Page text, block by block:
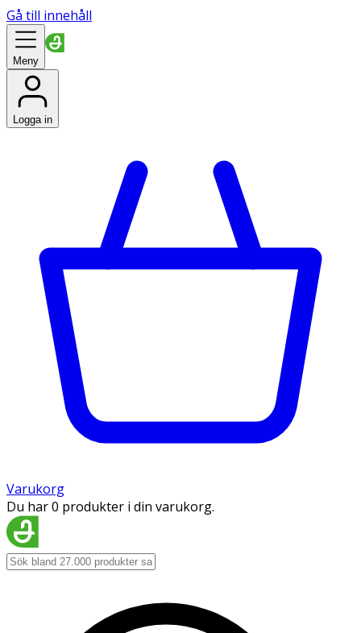
Gå till innehåll
Meny
Logga in
Varukorg
Du har 0 produkter i din varukorg.